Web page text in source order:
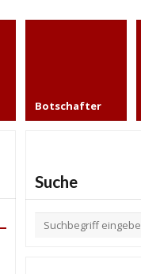
Botschafter
Suche